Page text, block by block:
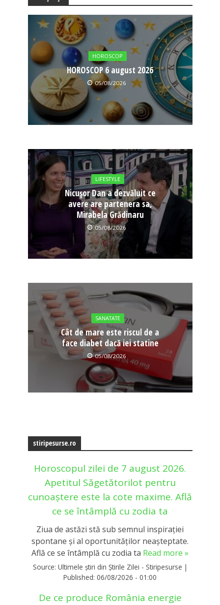
HOROSCOP
HOROSCOP 6 august 2026
05/08/2026
LIFESTYLE
Nicușor Dan a dezvăluit ce
avere are partenera sa,
Mirabela Grădinaru
05/08/2026
SANATATE
Cât de mare este riscul de a
face diabet dacă iei statine
05/08/2026
stiripesurse.ro
Horoscopul zilei de 7 august 2026.
Apetitul Săgetătorilot pentru
cunoaștere este la cote maxime. Află
ce se întâmplă cu zodia ta
Ziua de astăzi stă sub semnul inspirației
spontane și al oportunităților neașteptate.
Află ce se întâmplă cu zodia ta Read more »
Source: Ultimele știri din Știrile Zilei - Stiripesurse |
Published: 06/08/2026 - 01:00
De ce produce România energie